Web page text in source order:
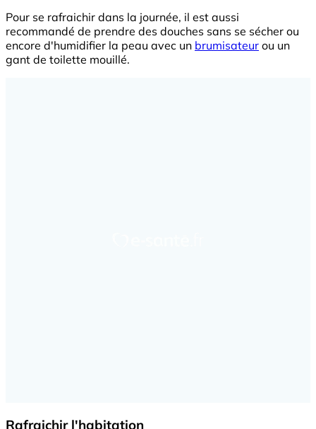
Pour se rafraichir dans la journée, il est aussi
recommandé de prendre des douches sans se sécher ou
encore d'humidifier la peau avec un brumisateur ou un
gant de toilette mouillé.
Rafraichir l'habitation